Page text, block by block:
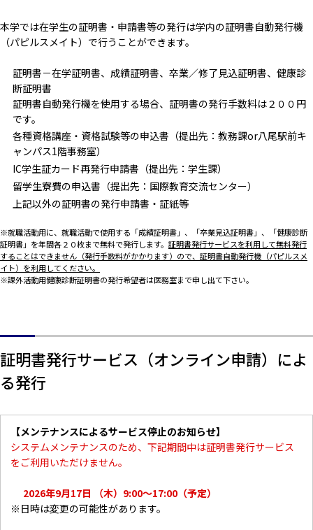
本学では在学生の証明書・申請書等の発行は学内の証明書自動発行機
（パピルスメイト）で行うことができます。
証明書－在学証明書、成績証明書、卒業／修了見込証明書、健康診
断証明書
証明書自動発行機を使用する場合、証明書の発行手数料は２００円
です。
各種資格講座・資格試験等の申込書（提出先：教務課or八尾駅前キ
ャンパス1階事務室）
IC学生証カード再発行申請書（提出先：学生課）
留学生寮費の申込書（提出先：国際教育交流センター）
上記以外の証明書の発行申請書・証紙等
※就職活動用に、就職活動で使用する「成績証明書」、「卒業見込証明書」、「健康診断
証明書」を年間各２０枚まで無料で発行します。 証明書発行サービスを利用して無料発行
することはできません（発行手数料がかかります）ので、証明書自動発行機（パピルスメ
イト）を利用してください。
※課外活動用健康診断証明書の発行希望者は医務室まで申し出て下さい。
証明書発行サービス（オンライン申請）によ
る発行
【メンテナンスによるサービス停止のお知らせ】
システムメンテナンスのため、下記期間中は証明書発行サービス
をご利用いただけません。
2026年9月17日 （木）9:00～17:00（予定）
※日時は変更の可能性があります。